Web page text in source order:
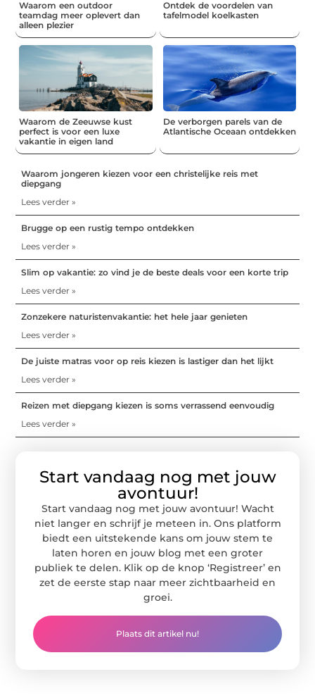
Waarom een outdoor
teamdag meer oplevert dan
alleen plezier
Ontdek de voordelen van
tafelmodel koelkasten
Waarom de Zeeuwse kust
perfect is voor een luxe
vakantie in eigen land
De verborgen parels van de
Atlantische Oceaan ontdekken
Waarom jongeren kiezen voor een christelijke reis met
diepgang
Lees verder »
Brugge op een rustig tempo ontdekken
Lees verder »
Slim op vakantie: zo vind je de beste deals voor een korte trip
Lees verder »
Zonzekere naturistenvakantie: het hele jaar genieten
Lees verder »
De juiste matras voor op reis kiezen is lastiger dan het lijkt
Lees verder »
Reizen met diepgang kiezen is soms verrassend eenvoudig
Lees verder »
Start vandaag nog met jouw
avontuur!
Start vandaag nog met jouw avontuur! Wacht
niet langer en schrijf je meteen in. Ons platform
biedt een uitstekende kans om jouw stem te
laten horen en jouw blog met een groter
publiek te delen. Klik op de knop ‘Registreer’ en
zet de eerste stap naar meer zichtbaarheid en
groei.
Plaats dit artikel nu!